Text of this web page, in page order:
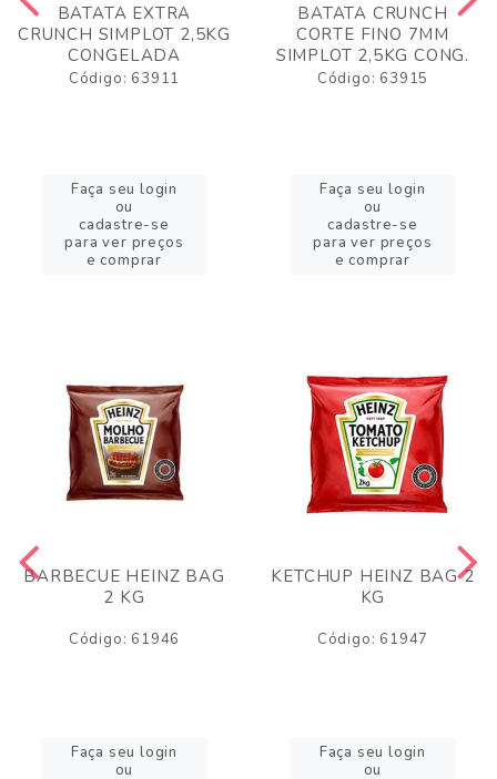
BATATA EXTRA
CRUNCH SIMPLOT 2,5KG
CONGELADA
Código: 63911
Faça seu login
ou
cadastre-se
para ver preços
e comprar
BATATA CRUNCH
CORTE FINO 7MM
SIMPLOT 2,5KG CONG.
Código: 63915
Faça seu login
ou
cadastre-se
para ver preços
e comprar
BARBECUE HEINZ BAG
2 KG
Código: 61946
Faça seu login
ou
KETCHUP HEINZ BAG 2
KG
Código: 61947
Faça seu login
ou